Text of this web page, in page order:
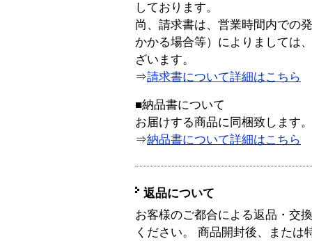
しております。
尚、請求書は、営業時間内での
かかる場合等）によりましては
ざいます。
⇒請求書について詳細はこちら
■納品書について
お届けする商品に同梱致します。
⇒納品書について詳細はこちら
返品について
お客様のご都合による返品・交
ください。 商品開封後、または